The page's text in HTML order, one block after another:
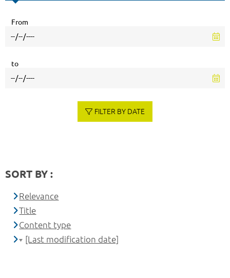
From
to
FILTER BY DATE
SORT BY :
Relevance
Title
Content type
[Last modification date]